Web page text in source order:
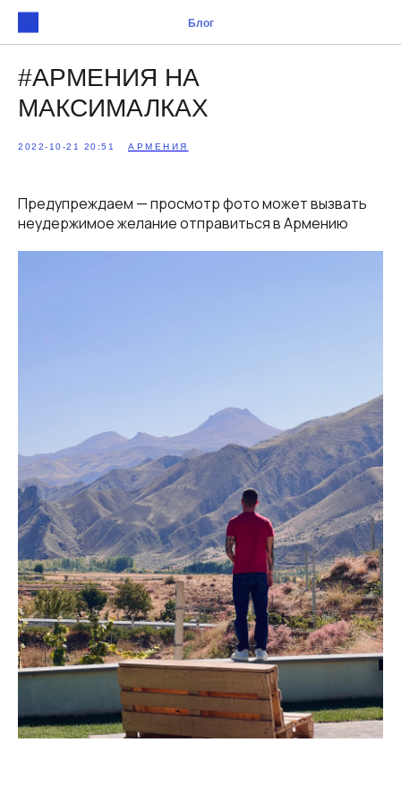
Блог
#АРМЕНИЯ НА
МАКСИМАЛКАХ
2022-10-21 20:51 АРМЕНИЯ
Предупреждаем — просмотр фото может вызвать
неудержимое желание отправиться в Армению